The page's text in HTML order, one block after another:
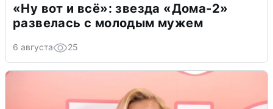
«Ну вот и всё»: звезда «Дома-2»
развелась с молодым мужем
6 августа 25